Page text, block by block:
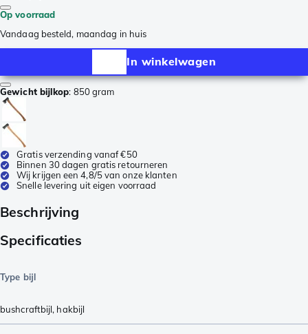
Op voorraad
Vandaag besteld, maandag in huis
In winkelwagen
Gewicht bijlkop: 850 gram
Gratis verzending vanaf €50
Binnen 30 dagen gratis retourneren
Wij krijgen een 4,8/5 van onze klanten
Snelle levering uit eigen voorraad
Beschrijving
Specificaties
Type bijl
bushcraftbijl, hakbijl